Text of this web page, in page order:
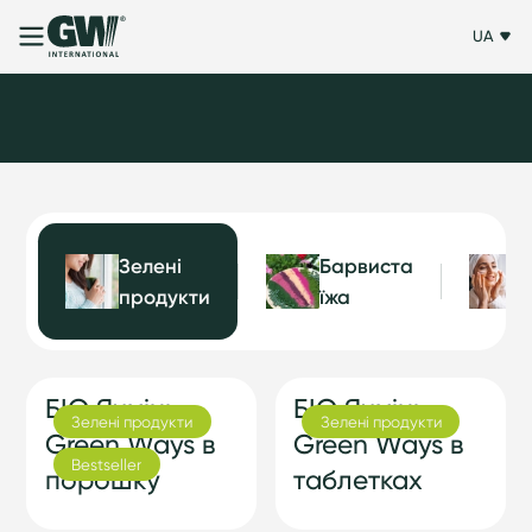
UA
природи для
балансу вашого
тіла
Виберіть свої продукти
Зелені
продукти
Барвиста
їжа
Зелені продукти
Bestseller
БIO Ячмінь
Green Ways в
порошку
Зелені продукти
БIO Ячмінь
Green Ways в
таблетках